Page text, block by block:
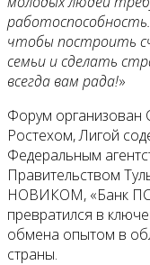
чтобы построить
семьи и сделать
всегда вам рада!»
Форум организован
Ростехом, Лигой
Федеральным
Правительством
НОВИКОМ, «Банк
превратился в
обмена опытом в
страны.